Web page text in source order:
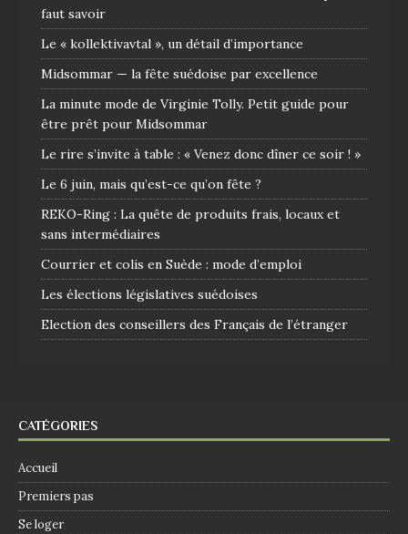
faut savoir
Le « kollektivavtal », un détail d’importance
Midsommar — la fête suédoise par excellence
La minute mode de Virginie Tolly. Petit guide pour
être prêt pour Midsommar
Le rire s’invite à table : « Venez donc dîner ce soir ! »
Le 6 juin, mais qu’est-ce qu’on fête ?
REKO-Ring : La quête de produits frais, locaux et
sans intermédiaires
Courrier et colis en Suède : mode d’emploi
Les élections législatives suédoises
Election des conseillers des Français de l’étranger
CATÉGORIES
Accueil
Premiers pas
Se loger